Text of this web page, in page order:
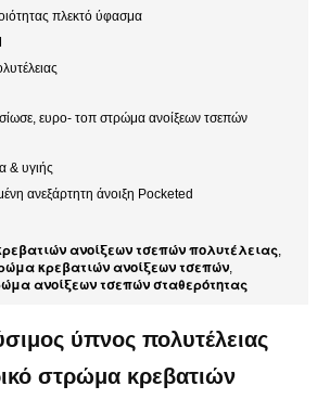
πλεκτό ύφασμα
ευρο- τοπ στρώμα ανοίξεων τσεπών
& υγιής
ανεξάρτητη άνοιξη Pocketed
ανοίξεων τσεπών πολυτέλειας,
κρεβατιών ανοίξεων τσεπών,
ανοίξεων τσεπών σταθερότητας
ύπνος πολυτέλειας
στρώμα κρεβατιών